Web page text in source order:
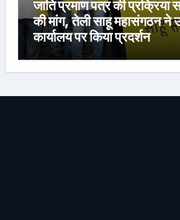
जाति प्रमाण पत्र की प्रक्रिया
की मांग, तेली साहू महासंगठन ने
कार्यालय पर किया प्रदर्शन